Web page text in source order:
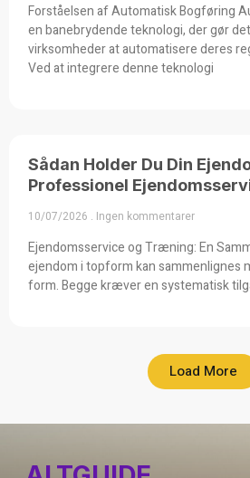
Forståelsen af Automatisk Bogføring
en banebrydende teknologi, der gør
virksomheder at automatisere deres
Ved at integrere denne teknologi
Sådan Holder Du Din
Professionel
10/07/2026 Ingen kommentarer
Ejendomsservice og Træning: En
ejendom i topform kan sammenlignes
form. Begge kræver en systematisk
Load More